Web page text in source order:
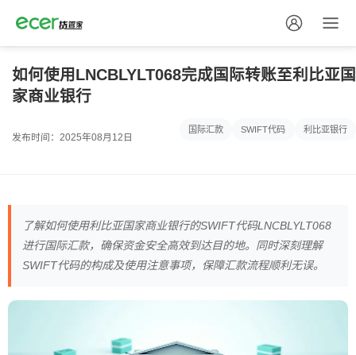
如何使用LNCBLYLT068完成国际转账至利比亚国
家商业银行
发布时间：2025年08月12日
国际汇款 SWIFT代码 利比亚银行
了解如何使用利比亚国家商业银行的SWIFT代码LNCBLYLT068
进行国际汇款，确保资金安全高效到达目的地。同时深刻理解
SWIFT代码的构成及使用注意事项，保障汇款流程顺利无误。